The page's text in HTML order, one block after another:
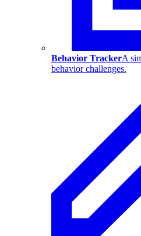
Behavior TrackerA
behavior challenges.